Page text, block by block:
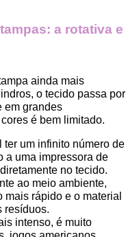
a rotativa e
ainda mais
o tecido passa por
em grandes
é bem limitado.
ter um infinito número de
a uma impressora de
no tecido.
ao meio ambiente,
rápido e o material
resíduos.
intenso, é muito